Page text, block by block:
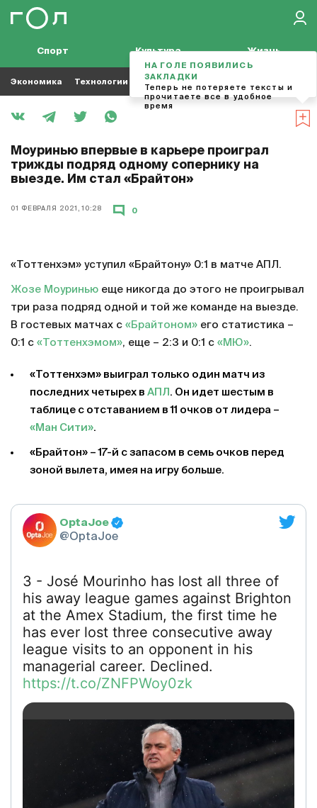
Спорт Культура Жизнь
Экономика Технологии Кино Футбол
Моуринью впервые в карьере проиграл
трижды подряд одному сопернику на
выезде. Им стал «Брайтон»
01 ФЕВРАЛЯ 2021, 10:28 0
«Тоттенхэм» уступил «Брайтону» 0:1 в матче АПЛ.
Жозе Моуринью еще никогда до этого не проигрывал
три раза подряд одной и той же команде на выезде.
В гостевых матчах с «Брайтоном» его статистика –
0:1 с «Тоттенхэмом», еще – 2:3 и 0:1 с «МЮ».
«Тоттенхэм» выиграл только один матч из
последних четырех в АПЛ . Он идет шестым в
таблице с отставанием в 11 очков от лидера –
«Ман Сити».
«Брайтон» – 17-й с запасом в семь очков перед
зоной вылета, имея на игру больше.
OptaJoe
@OptaJoe
3 - José Mourinho has lost all three of
his away league games against Brighton
at the Amex Stadium, the first time he
has ever lost three consecutive away
league visits to an opponent in his
managerial career. Declined.
https://t.co/ZNFPWoy0zk
НА ГОЛЕ ПОЯВИЛИСЬ
ЗАКЛАДКИ
Теперь не потеряете тексты и
прочитаете все в удобное
время